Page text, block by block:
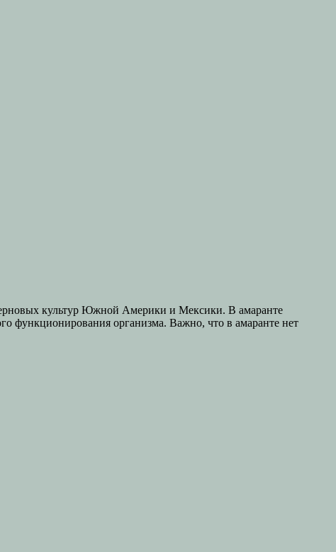
культур Южной Америки и Мексики. В амаранте
функционирования организма. Важно, что в амаранте нет